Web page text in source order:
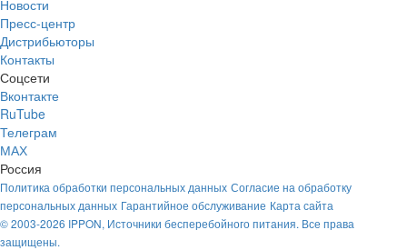
Новости
Пресс-центр
Дистрибьюторы
Контакты
Соцсети
Вконтакте
RuTube
Телеграм
МАХ
Россия
Политика обработки персональных данных Согласие на обработку
персональных данных Гарантийное обслуживание Карта сайта
© 2003-2026 IPPON, Источники бесперебойного питания. Все права
защищены.